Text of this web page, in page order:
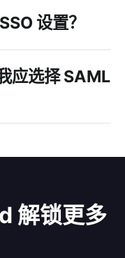
设置？
应选择 SAML
解锁更多